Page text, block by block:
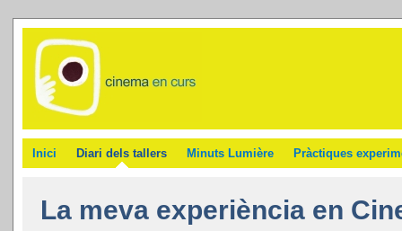
Inici Diari dels tallers Minuts Lumière Pràctiques
La meva experiència en